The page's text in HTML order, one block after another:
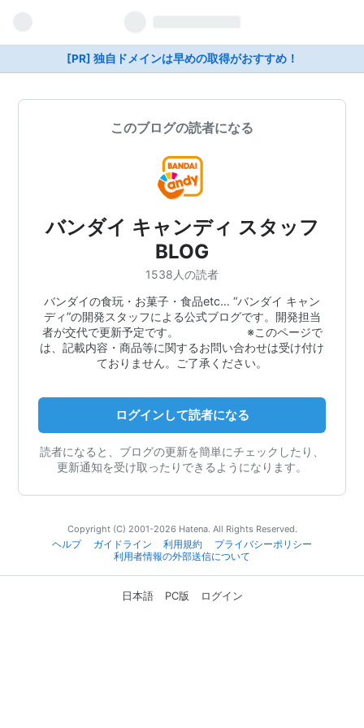
[PR] 独自ドメインは早めの取得がおすすめ！
このブログの読者になる
バンダイ キャンディ スタッフ
BLOG
1538人の読者
バンダイの食玩・お菓子・食品etc… “バンダイ キャン
ディ”の開発スタッフによる公式ブログです。開発担当
者が交代で更新予定です。 ※このページで
は、記載内容・商品等に関するお問い合わせは受け付け
ておりません。ご了承ください。
ログインして読者になる
読者になると、ブログの更新を簡単にチェックしたり、
更新通知を受け取ったりできるようになります。
Copyright (C) 2001-2026 Hatena. All Rights Reserved.
ヘルプ
ガイドライン 利用規約
プライバシーポリシー
利用者情報の外部送信について
日本語 PC版 ログイン